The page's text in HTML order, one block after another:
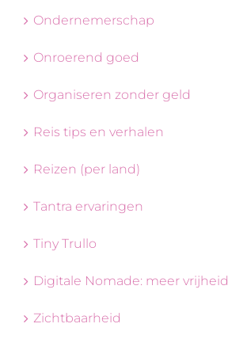
Ondernemerschap
Onroerend goed
Organiseren zonder geld
Reis tips en verhalen
Reizen (per land)
Tantra ervaringen
Tiny Trullo
Digitale Nomade: meer vrijheid
Zichtbaarheid